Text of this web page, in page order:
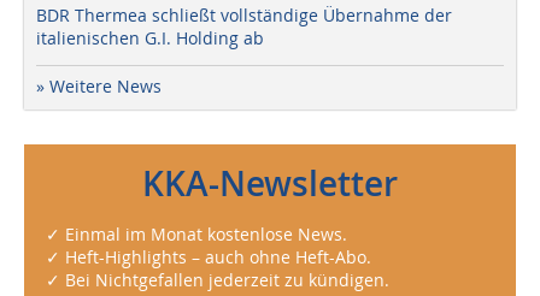
BDR Thermea schließt vollständige Übernahme der
italienischen G.I. Holding ab
» Weitere News
KKA-Newsletter
✓ Einmal im Monat kostenlose News.
✓ Heft-Highlights – auch ohne Heft-Abo.
✓ Bei Nichtgefallen jederzeit zu kündigen.